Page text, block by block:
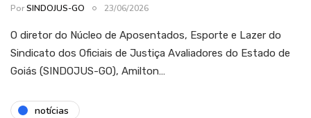
PorSINDOJUS-GO 23/06/2026
O diretor do Núcleo de Aposentados, Esporte e Lazer do
Sindicato dos Oficiais de Justiça Avaliadores do Estado de
Goiás (SINDOJUS-GO), Amilton…
notícias